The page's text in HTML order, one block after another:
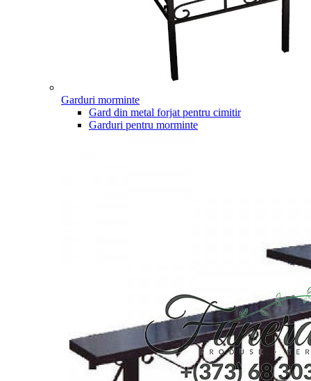
Garduri morminte
Gard din metal forjat pentru cimitir
Garduri pentru morminte